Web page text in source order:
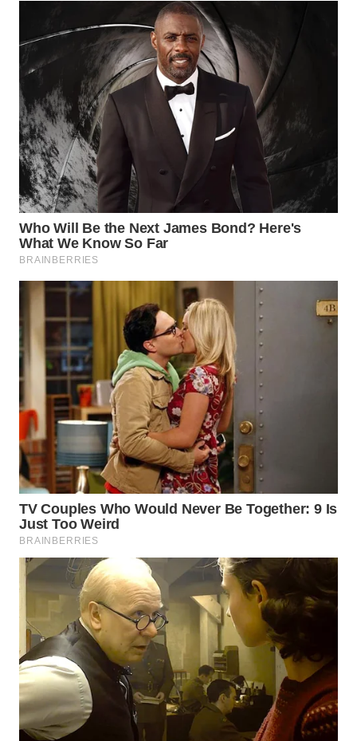
BOGOR
DEPOK
WN
TAPANULI
UTARA
WN
SAMOSIR
WN
PADANG
LAWAS
WN
SUMEDANG
WN
CIANJUR
WN
KEPULAUAN
SERIBU
WN
TANGERANG
WN
WN
CIREBON
WN
INDRAMAYU